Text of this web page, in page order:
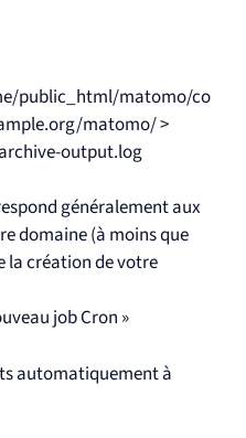
public_html/matomo/co
matomo/ >
output.log
généralement aux
domaine (à moins que
la création de votre
job Cron »
automatiquement à